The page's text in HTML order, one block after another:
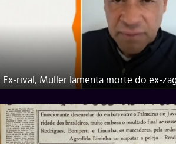
Ex-rival, Muller lamenta morte do ex-